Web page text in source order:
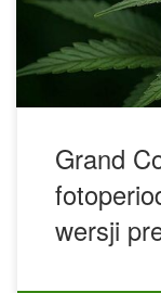
może dać dużo
jak szybkie […]
Grand
wersji